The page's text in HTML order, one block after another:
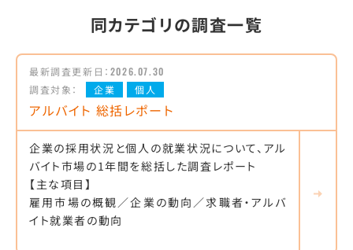
同カテゴリの調査一覧
最新調査更新日： 2026.07.30
調査対象：
企業 個人
アルバイト 総括レポート
企業の採用状況と個人の就業状況について、アル
バイト市場の1年間を総括した調査レポート
【主な項目】
雇用市場の概観／企業の動向／求職者・アルバ
イト就業者の動向